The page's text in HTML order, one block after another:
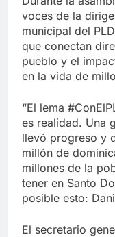
voces de la
municipal del
que conectan
pueblo y el
en la vida de
“El lema
es realidad. Una
llevó progreso y
millón de
millones de la
tener en Santo
posible esto:
El secretario